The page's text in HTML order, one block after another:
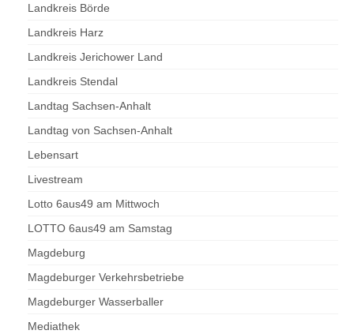
Landkreis Börde
Landkreis Harz
Landkreis Jerichower Land
Landkreis Stendal
Landtag Sachsen-Anhalt
Landtag von Sachsen-Anhalt
Lebensart
Livestream
Lotto 6aus49 am Mittwoch
LOTTO 6aus49 am Samstag
Magdeburg
Magdeburger Verkehrsbetriebe
Magdeburger Wasserballer
Mediathek